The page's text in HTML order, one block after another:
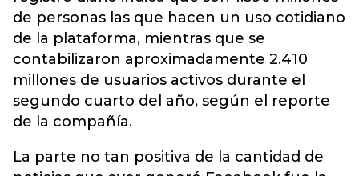
de personas las que hacen un uso cotidiano
de la plataforma, mientras que se
contabilizaron aproximadamente 2.410
millones de usuarios activos durante el
segundo cuarto del año, según el reporte
de la compañía.
La parte no tan positiva de la cantidad de